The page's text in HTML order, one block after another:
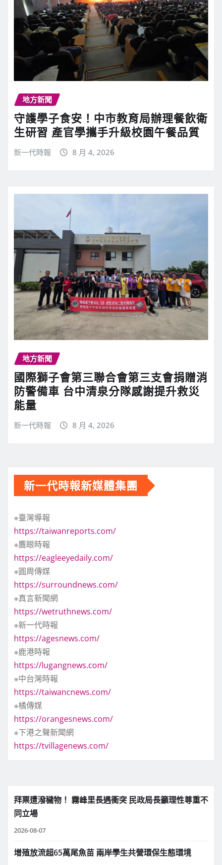
地方新聞
守護學子食安！中市教育局辦理餐飲衛
生研習 產官學攜手升級校園午餐品質
新一代時報 8 月 4, 2026
地方新聞
國際獅子會第三聯合會第三支會捐贈消
防警備車 台中清泉分隊感謝提升救災
能量
新一代時報 8 月 4, 2026
新一代時報新媒體集團
※臺灣導報
https://taiwanreports.com/
※鷹眼時報
https://eagleeyedaily.com/
※圓周傳媒
https://surroundnews.com/
※真言新聞網
https://wetruthnews.com/
※新一代時報
https://agesnews.com/
※鹿港時報
https://lugangnews.com/
※中台灣時報
https://taiwancnews.com/
※橘傳媒
https://orangesnews.com/
※下港之聲新聞網
https://tvillagenews.com/
拜票遭潑穢物！ 霧峰里長遇衝突 民政局長籲理性尊重不
同立場
2026-08-07
增殖放流超65萬尾魚苗 兩岸學生共營環保生態環境